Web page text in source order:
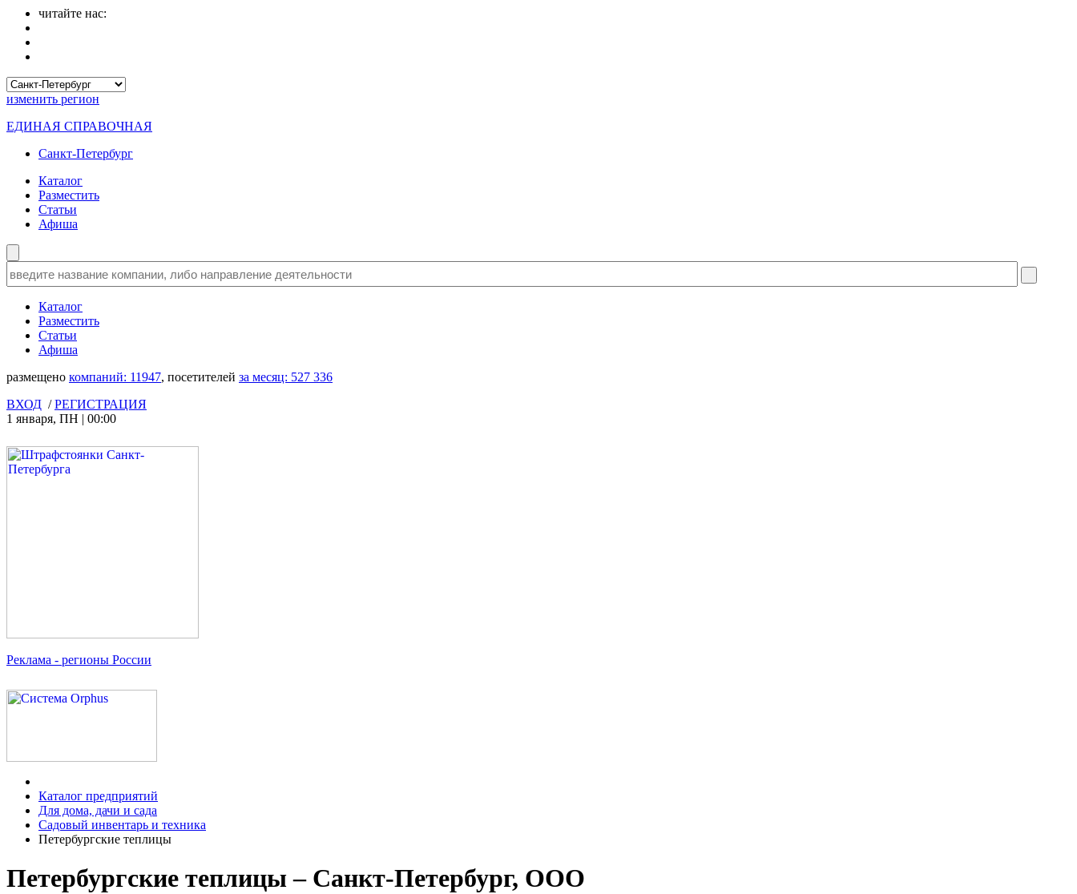
читайте нас:
изменить регион
ЕДИНАЯ СПРАВОЧНАЯ
Санкт-Петербург
Каталог
Разместить
Статьи
Афиша
Каталог
Разместить
Статьи
Афиша
размещено компаний: 11947, посетителей за месяц: 527 336
ВХОД /РЕГИСТРАЦИЯ
1 января, ПН | 00:00
Реклама - регионы России
Каталог предприятий
Для дома, дачи и сада
Садовый инвентарь и техника
Петербургские теплицы
Петербургские теплицы – Санкт-Петербург, ООО